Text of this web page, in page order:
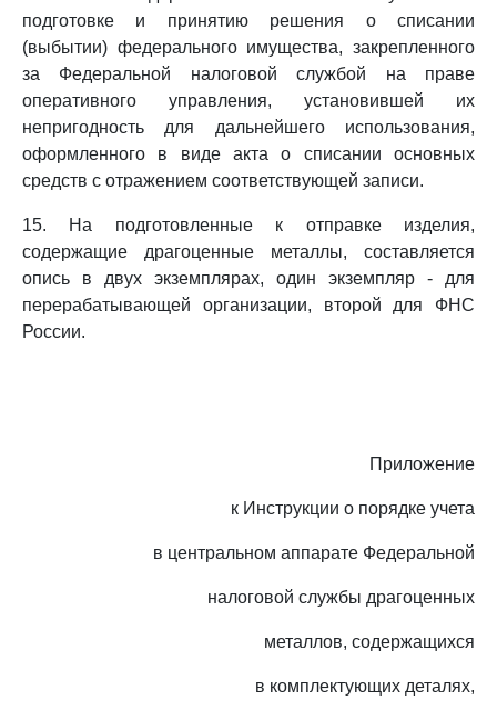
подготовке и принятию решения о списании
(выбытии) федерального имущества, закрепленного
за Федеральной налоговой службой на праве
оперативного управления, установившей их
непригодность для дальнейшего использования,
оформленного в виде акта о списании основных
средств с отражением соответствующей записи.
15. На подготовленные к отправке изделия,
содержащие драгоценные металлы, составляется
опись в двух экземплярах, один экземпляр - для
перерабатывающей организации, второй для ФНС
России.
Приложение
к Инструкции о порядке учета
в центральном аппарате Федеральной
налоговой службы драгоценных
металлов, содержащихся
в комплектующих деталях,